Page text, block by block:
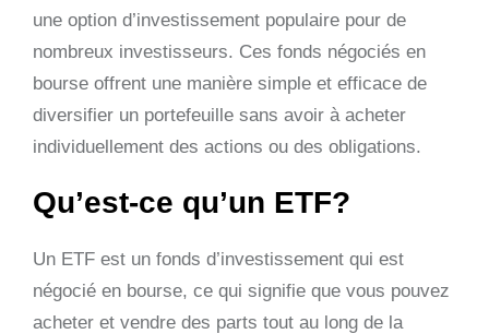
une option d’investissement populaire pour de
nombreux investisseurs. Ces fonds négociés en
bourse offrent une manière simple et efficace de
diversifier un portefeuille sans avoir à acheter
individuellement des actions ou des obligations.
Qu’est-ce qu’un ETF?
Un ETF est un fonds d’investissement qui est
négocié en bourse, ce qui signifie que vous pouvez
acheter et vendre des parts tout au long de la